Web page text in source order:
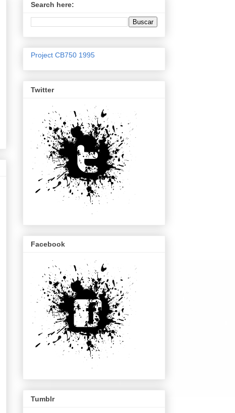
Search here:
Project CB750 1995
Twitter
Facebook
Tumblr